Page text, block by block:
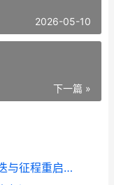
2026-05-10
下一篇 »
**王者新赛季是什么意思，版本更迭与征程重启的深层解读**